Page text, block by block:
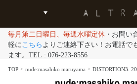
毎月第二日曜日、毎週水曜定休 ・お問い
軽にこちら よりご連絡下さい！お電話で
ます。TEL : 076-223-8556
TOP nude:masahiko maruyama DISTORTION3.